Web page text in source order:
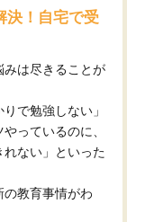
決！自宅で受
みは尽きることが
で勉強しない」
っているのに、
ない」といった
教育事情がわ